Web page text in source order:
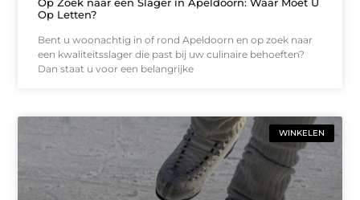
Op Letten?
Bent u woonachtig in of rond Apeldoorn en op zoek naar
een kwaliteitsslager die past bij uw culinaire behoeften?
Dan staat u voor een belangrijke
WINKELEN